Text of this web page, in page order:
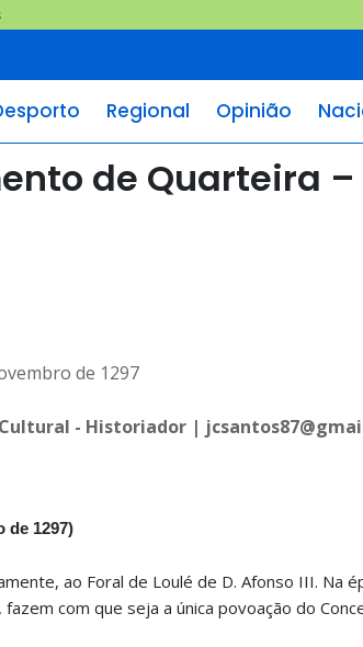
Regional Opinião
de Quarteira –
- Historiador |
de 1297)
ao Foral de Loulé de D. Afonso III. Na
com que seja a única povoação do